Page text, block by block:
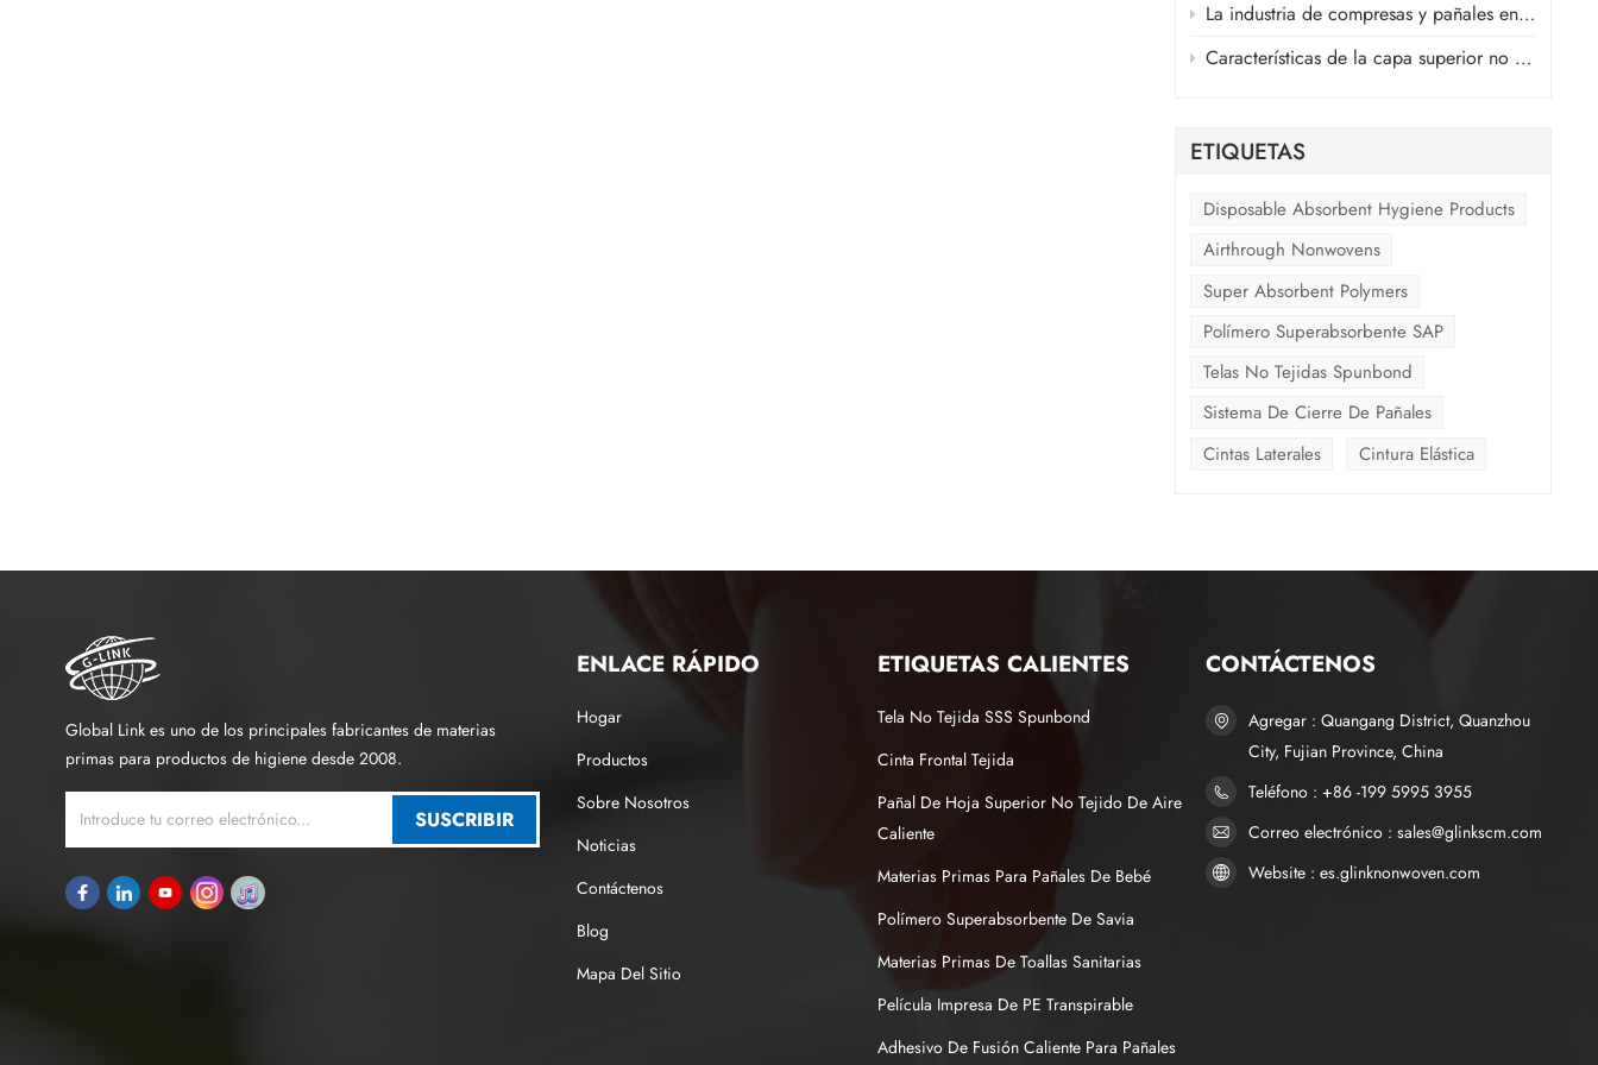
La industria de compresas y pañales en medio de la guerra en Oriente Medio
Características de la capa superior no tejida de aire caliente y la capa no tejida ADL de productos sanitarios
ETIQUETAS
Disposable Absorbent Hygiene Products
Airthrough Nonwovens
Super Absorbent Polymers
Polímero Superabsorbente SAP
Telas No Tejidas Spunbond
Sistema De Cierre De Pañales
Cintas Laterales
Cintura Elástica
Global Link es uno de los principales fabricantes de materias
primas para productos de higiene desde 2008.
SUSCRIBIR
ENLACE RÁPIDO
Hogar
Productos
Sobre Nosotros
Noticias
Contáctenos
Blog
Mapa Del Sitio
ETIQUETAS CALIENTES
Tela No Tejida SSS Spunbond
Cinta Frontal Tejida
Pañal De Hoja Superior No Tejido De Aire
Caliente
Materias Primas Para Pañales De Bebé
Polímero Superabsorbente De Savia
Materias Primas De Toallas Sanitarias
Película Impresa De PE Transpirable
Adhesivo De Fusión Caliente Para Pañales
CONTÁCTENOS
Agregar : Quangang District, Quanzhou
City, Fujian Province, China
Teléfono : +86 -199 5995 3955
Correo electrónico : sales@glinkscm.com
Website : es.glinknonwoven.com